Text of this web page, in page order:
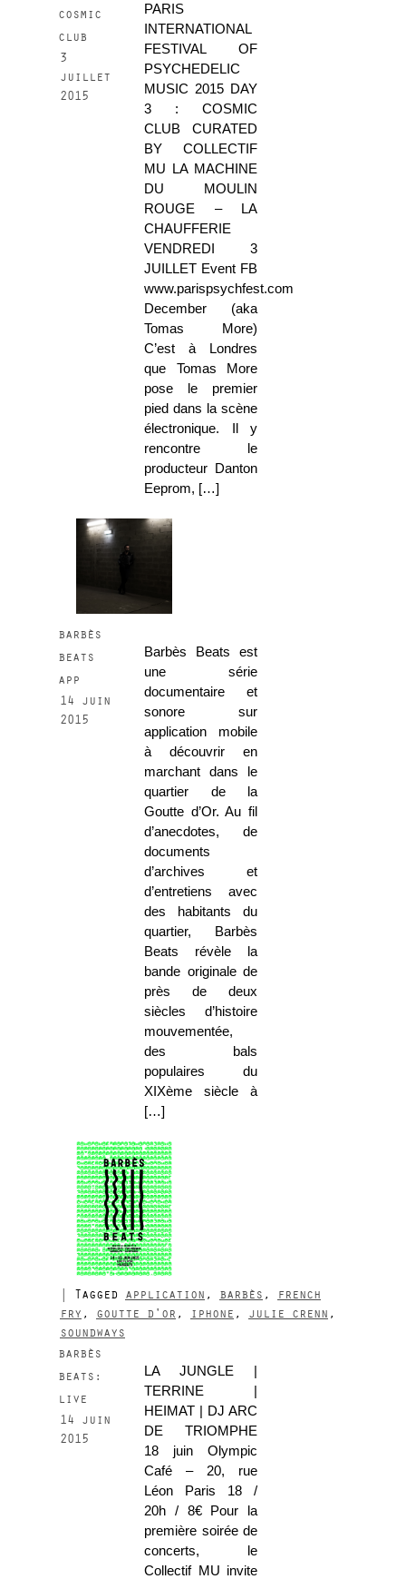
cosmic
club
3
juillet
2015
PARIS
INTERNATIONAL
FESTIVAL OF
PSYCHEDELIC
MUSIC 2015 DAY
3 : COSMIC
CLUB CURATED
BY COLLECTIF
MU LA MACHINE
DU MOULIN
ROUGE – LA
CHAUFFERIE
VENDREDI 3
JUILLET Event FB
www.parispsychfest.com
December (aka
Tomas More)
C’est à Londres
que Tomas More
pose le premier
pied dans la scène
électronique. Il y
rencontre le
producteur Danton
Eeprom, […]
barbès
beats
app
14 juin
2015
Barbès Beats est
une série
documentaire et
sonore sur
application mobile
à découvrir en
marchant dans le
quartier de la
Goutte d’Or. Au fil
d’anecdotes, de
documents
d’archives et
d’entretiens avec
des habitants du
quartier, Barbès
Beats révèle la
bande originale de
près de deux
siècles d’histoire
mouvementée,
des bals
populaires du
XIXème siècle à
[…]
Tagged application , barbès ,
french
fry , goutte d'or , iphone , julie crenn ,
soundways
barbès
beats:
live
14 juin
2015
LA JUNGLE |
TERRINE |
HEIMAT | DJ ARC
DE TRIOMPHE
18 juin Olympic
Café – 20, rue
Léon Paris 18 /
20h / 8€ Pour la
première soirée de
concerts, le
Collectif MU invite